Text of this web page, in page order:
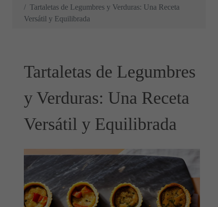
Tartaletas de Legumbres y Verduras: Una Receta
Versátil y Equilibrada
Tartaletas de Legumbres
y Verduras: Una Receta
Versátil y Equilibrada